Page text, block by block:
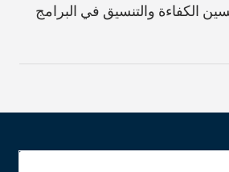
الكفاءة والتنسيق في البرامج
على مخاطر الإقصاء ويُعزّز